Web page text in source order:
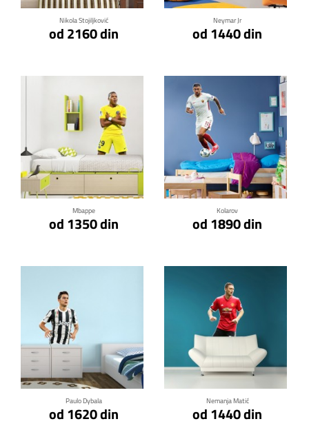
Nikola Stojiljković
od 2160 din
Neymar Jr
od 1440 din
Mbappe
od 1350 din
Klikni za detalje
Kolarov
od 1890 din
Klikni za detalje
Paulo Dybala
od 1620 din
Klikni za detalje
Nemanja Matić
od 1440 din
Klikni za detalje